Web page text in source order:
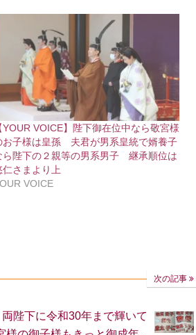
YOUR VOICE】陛下御在位中なら敬宮様
お子様は皇孫 夫君が男系皇統で婿養子
ら陛下の２親等の男系男子 継承順位は
仁さまより上
VOICE
次の記事
両陛下に令和30年まで輝いて